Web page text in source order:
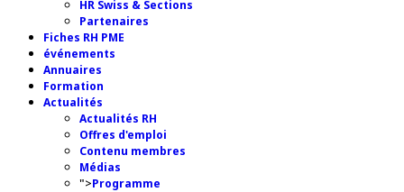
HR Swiss & Sections
Partenaires
Fiches RH PME
événements
Annuaires
Formation
Actualités
Actualités RH
Offres d'emploi
Contenu membres
Médias
">Programme